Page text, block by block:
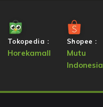
Tokopedia :
Horekamall
Shopee :
Mutu
Indonesia